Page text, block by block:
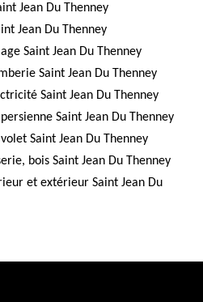
Jean Du Thenney
Jean Du Thenney
Saint Jean Du Thenney
Saint Jean Du Thenney
Saint Jean Du Thenney
Saint Jean Du Thenney
Saint Jean Du Thenney
bois Saint Jean Du Thenney
et extérieur Saint Jean Du